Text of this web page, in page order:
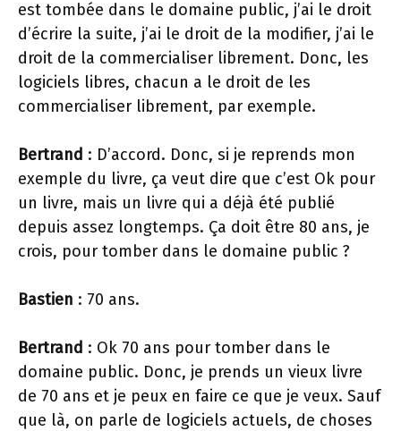
est tombée dans le domaine public, j’ai le droit
d’écrire la suite, j’ai le droit de la modifier, j’ai le
droit de la commercialiser librement. Donc, les
logiciels libres, chacun a le droit de les
commercialiser librement, par exemple.
Bertrand : D’accord. Donc, si je reprends mon
exemple du livre, ça veut dire que c’est Ok pour
un livre, mais un livre qui a déjà été publié
depuis assez longtemps. Ça doit être 80 ans, je
crois, pour tomber dans le domaine public ?
Bastien : 70 ans.
Bertrand : Ok 70 ans pour tomber dans le
domaine public. Donc, je prends un vieux livre
de 70 ans et je peux en faire ce que je veux. Sauf
que là, on parle de logiciels actuels, de choses